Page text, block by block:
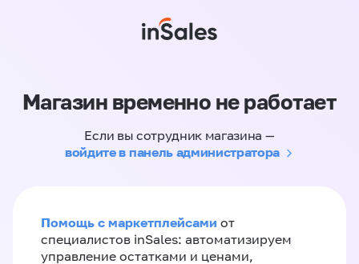
Магазин временно не работает
Если вы сотрудник магазина —
войдите в панель администратора
Помощь с маркетплейсами от
специалистов inSales: автоматизируем
управление остатками и ценами,